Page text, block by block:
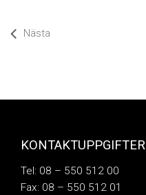
Nästa
KONTAKTUPPGIFTER
Tel: 08 – 550 512 00
Fax: 08 – 550 512 01